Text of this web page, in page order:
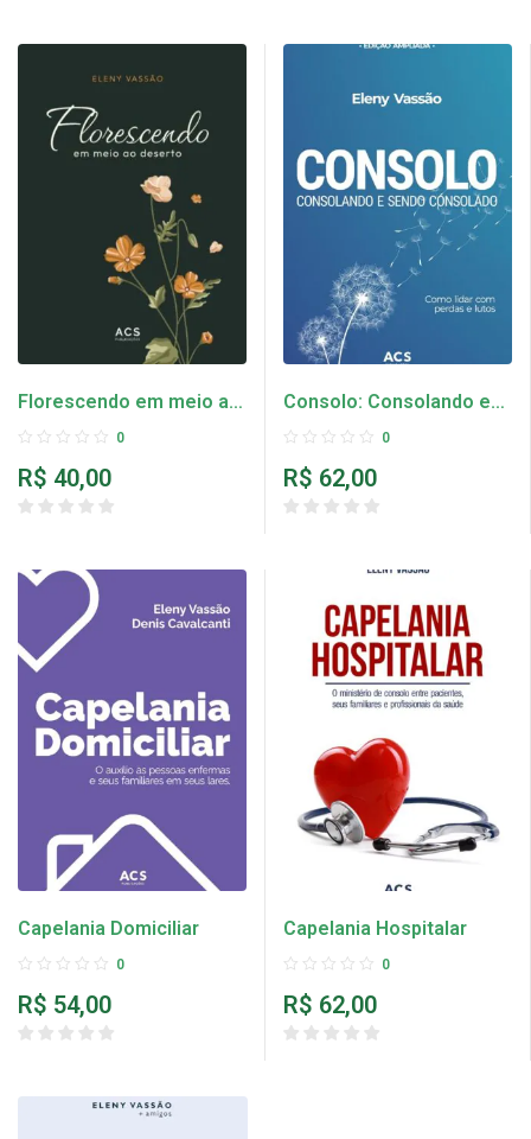
Florescendo em meio a
dor
0
R$ 40,00
Consolo: Consolando e
sendo consolado
0
R$ 62,00
Capelania Domiciliar
0
R$ 54,00
Capelania Hospitalar
0
R$ 62,00